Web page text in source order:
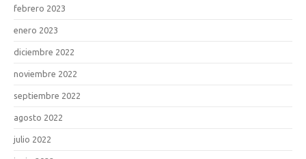
febrero 2023
enero 2023
diciembre 2022
noviembre 2022
septiembre 2022
agosto 2022
julio 2022